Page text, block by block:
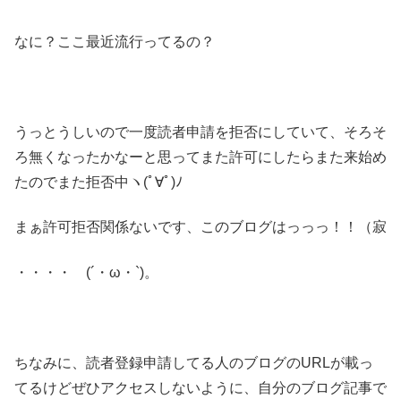
なに？ここ最近流行ってるの？
うっとうしいので一度読者申請を拒否にしていて、そろそ
ろ無くなったかなーと思ってまた許可にしたらまた来始め
たのでまた拒否中ヽ(ﾟ∀ﾟ)ﾉ
まぁ許可拒否関係ないです、このブログはっっっ！！（寂
・・・・ (´・ω・`)。
ちなみに、読者登録申請してる人のブログのURLが載っ
てるけどぜひアクセスしないように、自分のブログ記事で